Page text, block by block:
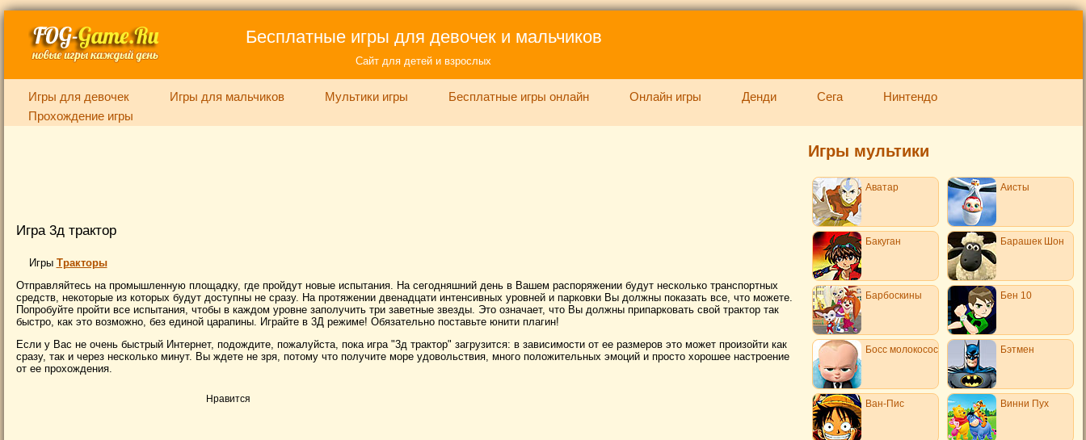
Бесплатные игры для девочек и мальчиков
Сайт для детей и взрослых
Игры для девочек Игры для мальчиков Мультики игры Бесплатные игры онлайн Онлайн игры Денди Сега
Нинтендо
Прохождение игры
Игра 3д трактор
Игры Тракторы
Отправляйтесь на промышленную площадку, где пройдут новые испытания. На сегодняшний день в Вашем распоряжении будут несколько транспортных
средств, некоторые из которых будут доступны не сразу. На протяжении двенадцати интенсивных уровней и парковки Вы должны показать все, что можете.
Попробуйте пройти все испытания, чтобы в каждом уровне заполучить три заветные звезды. Это означает, что Вы должны припарковать свой трактор так
быстро, как это возможно, без единой царапины. Играйте в 3Д режиме! Обязательно поставьте юнити плагин!
Если у Вас не очень быстрый Интернет, подождите, пожалуйста, пока игра "3д трактор" загрузится: в зависимости от ее размеров это может произойти как
сразу, так и через несколько минут. Вы ждете не зря, потому что получите море удовольствия, много положительных эмоций и просто хорошее настроение
от ее прохождения.
Нравится
Игры мультики
Аватар Аисты
Бакуган Барашек Шон
Барбоскины Бен 10
Босс молокосос Бэтмен
Ван-Пис Винни Пух